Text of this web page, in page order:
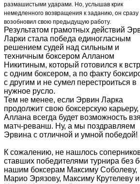
размашистыми ударами. Но, услышав крик
немедленного возвращения к заданию, он сразу
возобновил свою предыдущую работу.
Результатом грамотных действий
Ларки стала победа единогласным
решением судей над сильным и
техничным боксером Алланом
Никитиным, который готовился к
с одним боксером, а по факту
с другим и не сумел перестроиться в
нужное русло.
Тем не менее, если Эрвин Ларка
продолжит свою боксерскую карьеру,
Аллана всегда будет возможность
матч-реванш. Ну, а мы поздравляем
Эрвина с отличной и умной победой!
К сожалению, не нашлось
ставших победителями турнира без
нашим боксерам Максиму Соболеву,
Марио Эрязову, Максиму Крутелеву и